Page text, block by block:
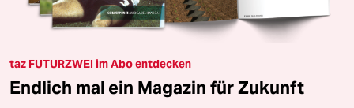
taz FUTURZWEI im Abo entdecken
Endlich mal ein Magazin für Zukunft